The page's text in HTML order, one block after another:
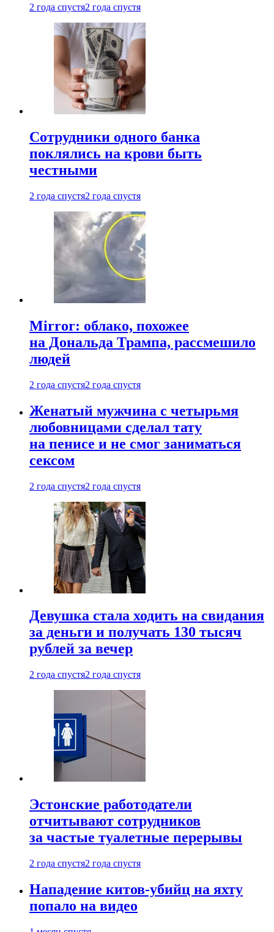
2 года спустя2 года спустя
Сотрудники одного банка
поклялись на крови быть
честными
2 года спустя2 года спустя
Mirror: облако, похожее
на Дональда Трампа, рассмешило
людей
2 года спустя2 года спустя
Женатый мужчина с четырьмя
любовницами сделал тату
на пенисе и не смог заниматься
сексом
2 года спустя2 года спустя
Девушка стала ходить на свидания
за деньги и получать 130 тысяч
рублей за вечер
2 года спустя2 года спустя
Эстонские работодатели
отчитывают сотрудников
за частые туалетные перерывы
2 года спустя2 года спустя
Нападение китов-убийц на яхту
попало на видео